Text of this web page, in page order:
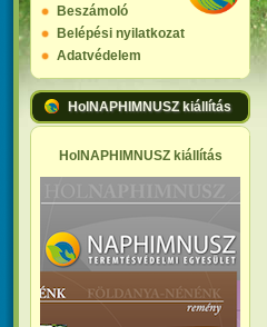
Beszámoló
Belépési nyilatkozat
Adatvédelem
HolNAPHIMNUSZ kiállítás
HolNAPHIMNUSZ kiállítás